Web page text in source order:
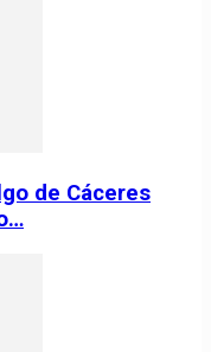
de Cáceres